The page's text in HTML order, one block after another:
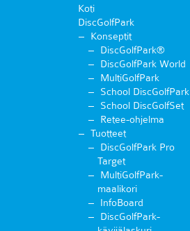
Koti
DiscGolfPark
Konseptit
DiscGolfPark®
DiscGolfPark World
MultiGolfPark
School DiscGolfPark
School DiscGolfSet
Retee-ohjelma
Tuotteet
DiscGolfPark Pro
Target
MultiGolfPark-
maalikori
InfoBoard
DiscGolfPark-